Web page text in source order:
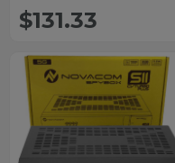
$131.33